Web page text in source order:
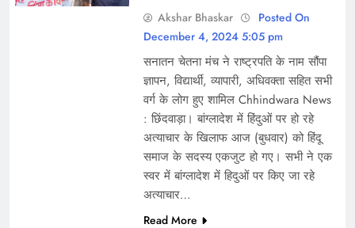
Akshar Bhaskar
Posted On
December 4, 2024 5:05 pm
सनातन चेतना मंच ने राष्ट्रपति के नाम सौंपा
ज्ञापन, विद्यार्थी, व्यापारी, अधिवक्ता सहित सभी
वर्ग के लोग हुए शामिल Chhindwara News
: छिंदवाड़ा। बांग्लादेश में हिंदुओं पर हो रहे
अत्याचार के खिलाफ आज (बुधवार) को हिंदू
समाज के सदस्य एकजुट हो गए। सभी ने एक
स्वर में बांग्लादेश में हिदुओं पर किए जा रहे
अत्याचार…
Read More